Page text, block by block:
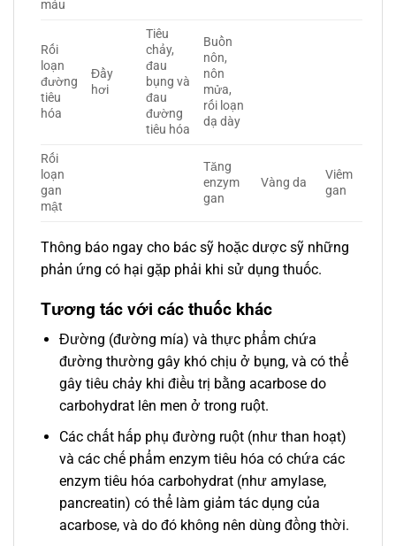
máu
Rối
loạn
đường
tiêu
hóa
Đầy
hơi
Tiêu
chảy,
đau
bụng và
đau
đường
tiêu hóa
Buồn
nôn,
nôn
mửa,
rối loạn
dạ dày
Rối
loạn
gan
mật
Tăng
enzym
gan
Vàng da
Viêm
gan
Thông báo ngay cho bác sỹ hoặc dược sỹ những
phản ứng có hại gặp phải khi sử dụng thuốc.
Tương tác với các thuốc khác
Đường (đường mía) và thực phẩm chứa
đường thường gây khó chịu ở bụng, và có thể
gây tiêu chảy khi điều trị bằng acarbose do
carbohydrat lên men ở trong ruột.
Các chất hấp phụ đường ruột (như than hoạt)
và các chế phẩm enzym tiêu hóa có chứa các
enzym tiêu hóa carbohydrat (như amylase,
pancreatin) có thể làm giảm tác dụng của
acarbose, và do đó không nên dùng đồng thời.